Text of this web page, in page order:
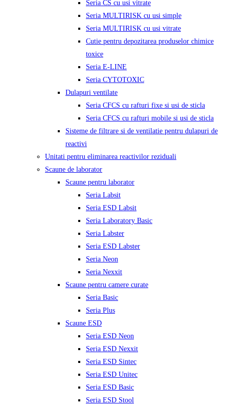
Seria CS cu usi vitrate
Seria MULTIRISK cu usi simple
Seria MULTIRISK cu usi vitrate
Cutie pentru depozitarea produselor chimice
toxice
Seria E-LINE
Seria CYTOTOXIC
Dulapuri ventilate
Seria CFCS cu rafturi fixe si usi de sticla
Seria CFCS cu rafturi mobile si usi de sticla
Sisteme de filtrare si de ventilatie pentru dulapuri de
reactivi
Unitati pentru eliminarea reactivilor reziduali
Scaune de laborator
Scaune pentru laborator
Seria Labsit
Seria ESD Labsit
Seria Laboratory Basic
Seria Labster
Seria ESD Labster
Seria Neon
Seria Nexxit
Scaune pentru camere curate
Seria Basic
Seria Plus
Scaune ESD
Seria ESD Neon
Seria ESD Nexxit
Seria ESD Sintec
Seria ESD Unitec
Seria ESD Basic
Seria ESD Stool